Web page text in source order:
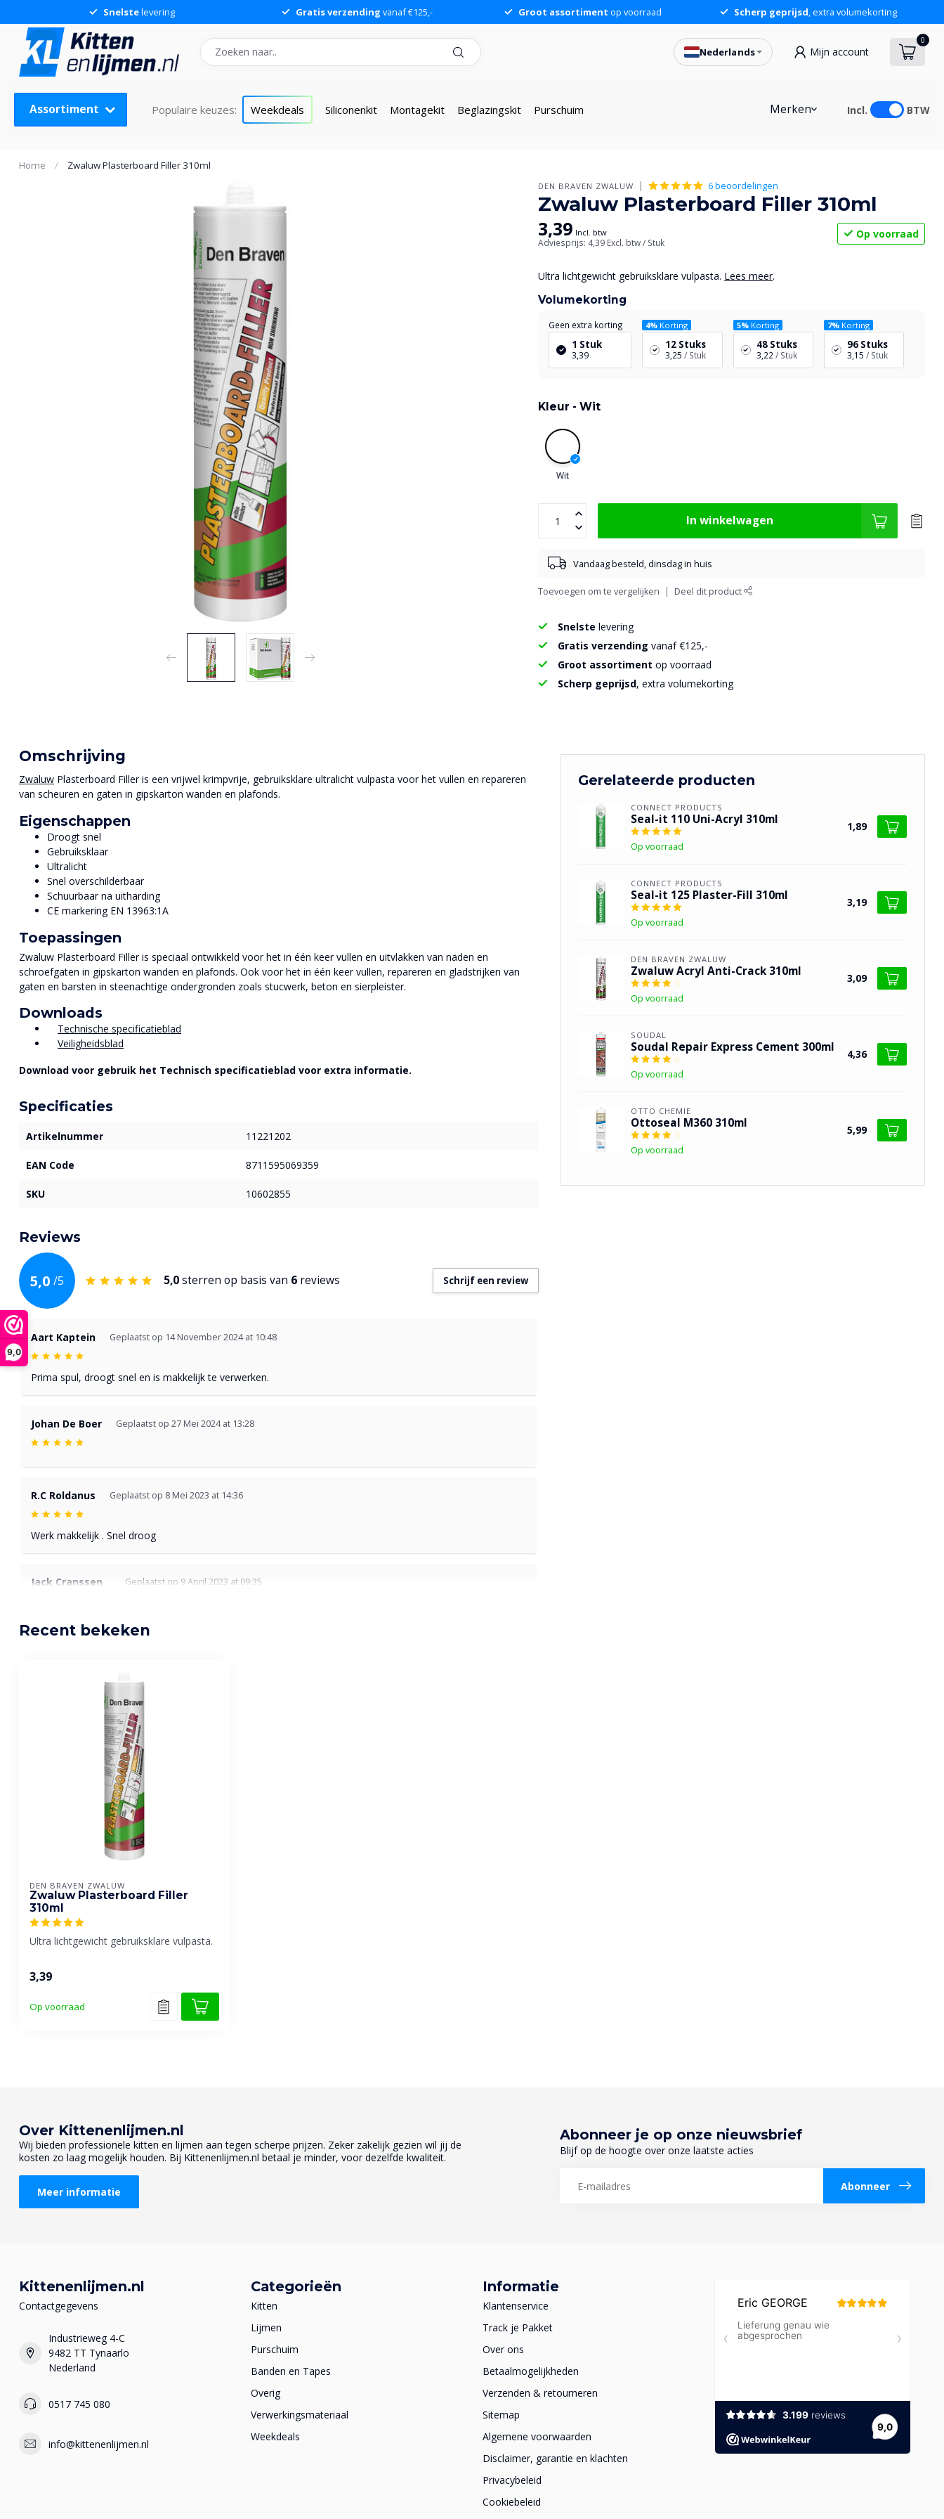
9,0
Snelstelevering Gratis verzending vanaf €125,- Groot assortiment op voorraad Scherp geprijsd, extra volumekorting
Nederlands Mijn account
0
Assortiment Populaire keuzes: Weekdeals Siliconenkit Montagekit Beglazingskit Purschuim Merken Incl. BTW
Home / Zwaluw Plasterboard Filler 310ml
DEN BRAVEN ZWALUW 6 beoordelingen
Zwaluw Plasterboard Filler 310ml
3,39 Incl. btw
Adviesprijs: 4,39 Excl. btw/ Stuk
Op voorraad
Ultra lichtgewicht gebruiksklare vulpasta. Lees meer.
Volumekorting
Geen extra korting
1 Stuk
3,39
4% Korting
12 Stuks
3,25 / Stuk
5%Korting
48 Stuks
3,22 / Stuk
7%Korting
96 Stuks
3,15 / Stuk
Kleur -Wit
Wit
In winkelwagen
Vandaag besteld, dinsdag in huis
Toevoegen om te vergelijken Deel dit product
Snelste levering
Gratis verzending vanaf €125,-
Groot assortiment op voorraad
Scherp geprijsd, extra volumekorting
Omschrijving
Zwaluw Plasterboard Filler is een vrijwel krimpvrije, gebruiksklare ultralicht vulpasta voor het vullen en repareren
van scheuren en gaten in gipskarton wanden en plafonds.
Eigenschappen
Droogt snel
Gebruiksklaar
Ultralicht
Snel overschilderbaar
Schuurbaar na uitharding
CE markering EN 13963:1A
Toepassingen
Zwaluw Plasterboard Filler is speciaal ontwikkeld voor het in één keer vullen en uitvlakken van naden en
schroefgaten in gipskarton wanden en plafonds. Ook voor het in één keer vullen, repareren en gladstrijken van
gaten en barsten in steenachtige ondergronden zoals stucwerk, beton en sierpleister.
Downloads
Technische specificatieblad
Veiligheidsblad
Download voor gebruik het Technisch specificatieblad voor extra informatie.
Specificaties
Artikelnummer 11221202
EAN Code 8711595069359
SKU 10602855
Reviews
5,0 /5 5,0sterren op basis van 6 reviews Schrijf een review
Aart Kaptein Geplaatst op 14 November 2024 at 10:48
Prima spul, droogt snel en is makkelijk te verwerken.
Johan De Boer Geplaatst op 27 Mei 2024 at 13:28
R.C Roldanus Geplaatst op 8 Mei 2023 at 14:36
Werk makkelijk . Snel droog
Jack Cranssen Geplaatst op 9 April 2023 at 09:35
Als je weet waar hij voor bedoeld is ,prima product
Snel droog en gemakkelijk op te schuren
Geplaatst op 16 Januari 2023 at 16:48
Fijne verwerking, snelle droging en nagenoeg kripvrij.
Gerelateerde producten
CONNECT PRODUCTS
Seal-it 110 Uni-Acryl 310ml
Op voorraad
1,89
CONNECT PRODUCTS
Seal-it 125 Plaster-Fill 310ml
Op voorraad
3,19
DEN BRAVEN ZWALUW
Zwaluw Acryl Anti-Crack 310ml
Op voorraad
3,09
SOUDAL
Soudal Repair Express Cement 300ml
Op voorraad
4,36
OTTO CHEMIE
Ottoseal M360 310ml
Op voorraad
5,99
Recent bekeken
DEN BRAVEN ZWALUW
Zwaluw Plasterboard Filler
310ml
Ultra lichtgewicht gebruiksklare vulpasta.
3,39
Op voorraad
Over Kittenenlijmen.nl
Wij bieden professionele kitten en lijmen aan tegen scherpe prijzen. Zeker zakelijk gezien wil jij de
kosten zo laag mogelijk houden. Bij Kittenenlijmen.nl betaal je minder, voor dezelfde kwaliteit.
Meer informatie
Abonneer je op onze nieuwsbrief
Blijf op de hoogte over onze laatste acties
Abonneer
Kittenenlijmen.nl
Contactgegevens
Industrieweg 4-C
9482 TT Tynaarlo
Nederland
0517 745 080
info@kittenenlijmen.nl
Categorieën
Kitten
Lijmen
Purschuim
Banden en Tapes
Overig
Verwerkingsmateriaal
Weekdeals
Informatie
Klantenservice
Track je Pakket
Over ons
Betaalmogelijkheden
Verzenden & retourneren
Sitemap
Algemene voorwaarden
Disclaimer, garantie en klachten
Privacybeleid
Cookiebeleid